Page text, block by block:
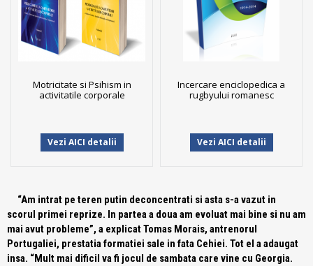
Motricitate si Psihism in
activitatile corporale
Vezi AICI detalii
Incercare enciclopedica a
rugbyului romanesc
Vezi AICI detalii
“Am intrat pe teren putin deconcentrati si asta s-a vazut in
scorul primei reprize. In partea a doua am evoluat mai bine si nu am
mai avut probleme”, a explicat Tomas Morais, antrenorul
Portugaliei, prestatia formatiei sale in fata Cehiei. Tot el a adaugat
insa. “Mult mai dificil va fi jocul de sambata care vine cu Georgia.